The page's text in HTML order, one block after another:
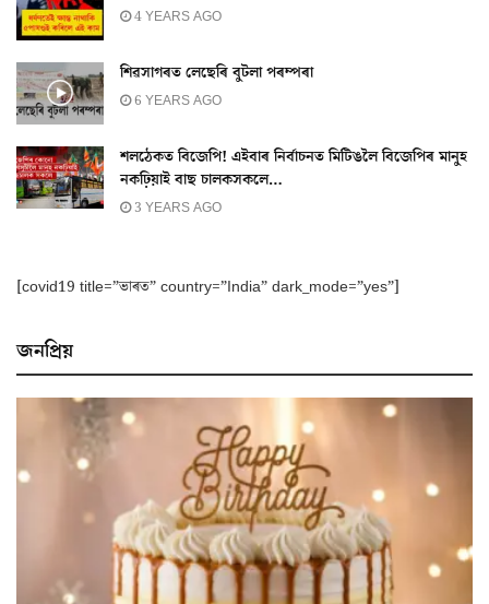
4 YEARS AGO
শিৱসাগৰত লেছেৰি বুটলা পৰম্পৰা
6 YEARS AGO
শলঠেকত বিজেপি! এইবাৰ নিৰ্বাচনত মিটিঙলৈ বিজেপিৰ মানুহ
নকঢ়িয়াই বাছ চালকসকলে…
3 YEARS AGO
[covid19 title=”ভাৰত” country=”India” dark_mode=”yes”]
জনপ্ৰিয়